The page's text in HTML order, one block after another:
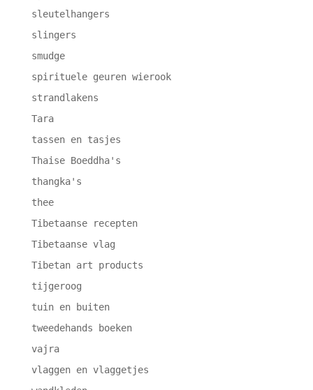
sleutelhangers
slingers
smudge
spirituele geuren wierook
strandlakens
Tara
tassen en tasjes
Thaise Boeddha's
thangka's
thee
Tibetaanse recepten
Tibetaanse vlag
Tibetan art products
tijgeroog
tuin en buiten
tweedehands boeken
vajra
vlaggen en vlaggetjes